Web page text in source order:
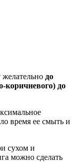
до
коричневого) до
время ее смыть и
сухом и
можно сделать